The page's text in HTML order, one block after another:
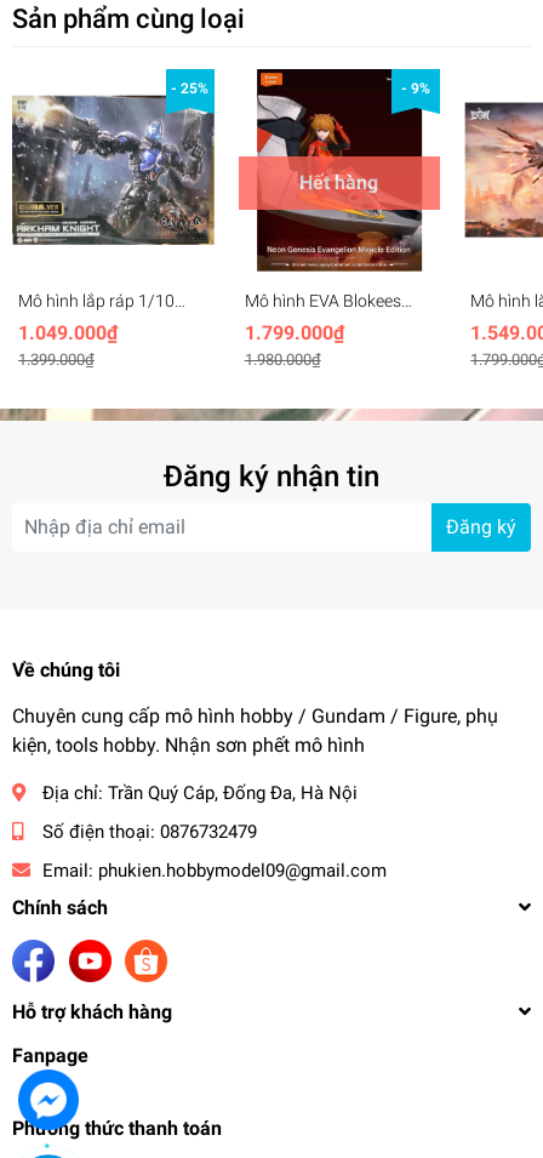
Sản phẩm cùng loại
- 25%
Mô hình lắp ráp 1/10
Batman Arkham Knight -
Hemoxian
1.049.000₫
1.399.000₫
- 9%
Hết hàng
Mô hình EVA Blokees
Evagelion Shikinami
Asuka Langley With
Entry Plug Interior
1.799.000₫
1.980.000₫
Mô hình
Heart
Đăng ký nhận tin
Đăng ký
Về chúng tôi
Chuyên cung cấp mô hình hobby / Gundam / Figure, phụ
kiện, tools hobby. Nhận sơn phết mô hình
Địa chỉ: Trần Quý Cáp, Đống Đa, Hà Nội
Số điện thoại: 0876732479
Email: phukien.hobbymodel09@gmail.com
Chính sách
Hỗ trợ khách hàng
Fanpage
Phương thức thanh toánMô hình Metal Build Frame Figure MB 1/100 00